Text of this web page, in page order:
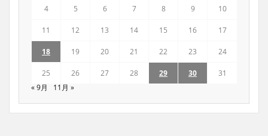
4 5 6 7 8 9 10
11 12 13 14 15 16 17
18 19 20 21 22 23 24
25 26 27 28 29 30
31
« 9月
11月 »